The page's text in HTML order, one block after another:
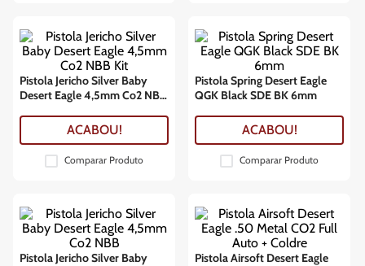
Pistola Jericho Silver Baby
Desert Eagle 4,5mm Co2 NBB
ACABOU!
Comparar Produto
Pistola Spring Desert Eagle
QGK Black SDE BK 6mm
ACABOU!
Comparar Produto
Pistola Jericho Silver Baby
Pistola Airsoft Desert Eagle